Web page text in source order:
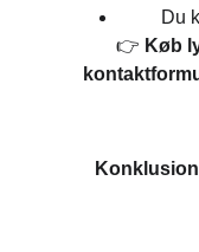
Du
👉 Køb